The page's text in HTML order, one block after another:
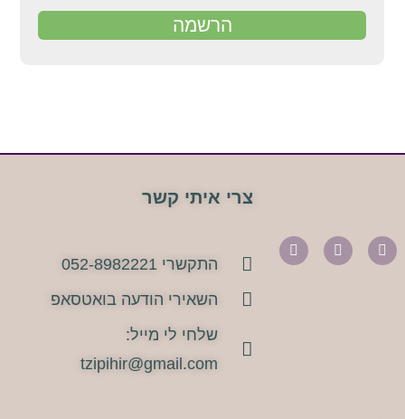
צרי איתי קשר
התקשרי 052-8982221
השאירי הודעה בואטסאפ
שלחי לי מייל:
tzipihir@gmail.com